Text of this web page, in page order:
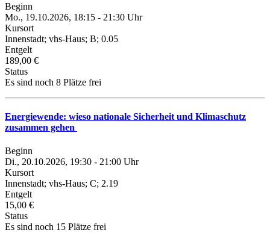
Beginn
Mo., 19.10.2026, 18:15 - 21:30 Uhr
Kursort
Innenstadt; vhs-Haus; B; 0.05
Entgelt
189,00 €
Status
Es sind noch 8 Plätze frei
Energiewende: wieso nationale Sicherheit und Klimaschutz
zusammen gehen
Beginn
Di., 20.10.2026, 19:30 - 21:00 Uhr
Kursort
Innenstadt; vhs-Haus; C; 2.19
Entgelt
15,00 €
Status
Es sind noch 15 Plätze frei